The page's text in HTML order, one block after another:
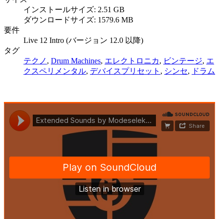
インストールサイズ: 2.51 GB
ダウンロードサイズ: 1579.6 MB
要件
Live 12 Intro (バージョン 12.0 以降)
タグ
テクノ , Drum Machines, エレクトロニカ, ビンテージ, エ
クスペリメンタル, デバイスプリセット , シンセ, ドラム